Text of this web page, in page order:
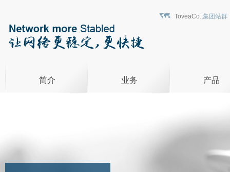
ToveaCo., 集团站群
简介 业务 产品